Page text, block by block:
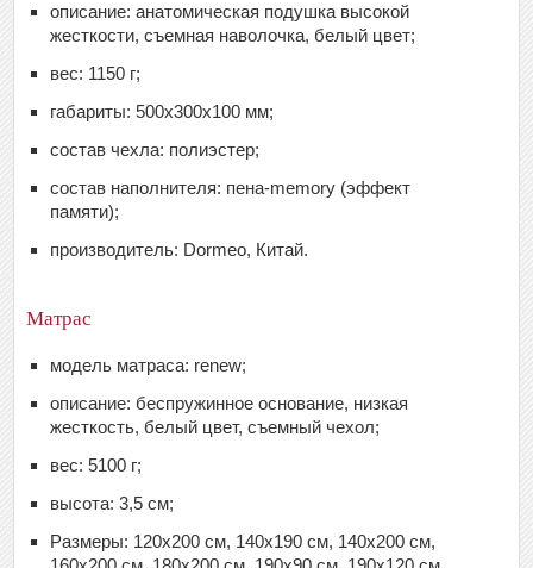
описание: анатомическая подушка высокой
жесткости, съемная наволочка, белый цвет;
вес: 1150 г;
габариты: 500x300x100 мм;
состав чехла: полиэстер;
состав наполнителя: пена-memory (эффект
памяти);
производитель: Dormeo, Китай.
Матрас
модель матраса: renew;
описание: беспружинное основание, низкая
жесткость, белый цвет, съемный чехол;
вес: 5100 г;
высота: 3,5 см;
Размеры: 120х200 см, 140х190 см, 140х200 см,